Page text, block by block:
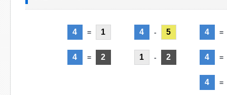
4 = 1
4 = 2
4 - 5
1 - 2
4 =
4 =
4 =